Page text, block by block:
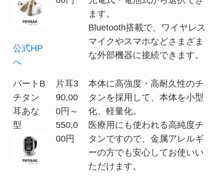
公式HP
へ
ます。
Bluetooth搭載で、ワイヤレス
マイクやスマホなどさまざま
な外部機器に接続できます。
バートB
チタン
耳あな
型
片耳3
90,00
0円～
550,0
00円
本体に高強度・高耐久性のチ
タンを採用して、本体を小型
化、軽量化。
医療用にも使われる高純度チ
タンですので、金属アレルギ
ーの方でも安心してお使いい
ただけます。